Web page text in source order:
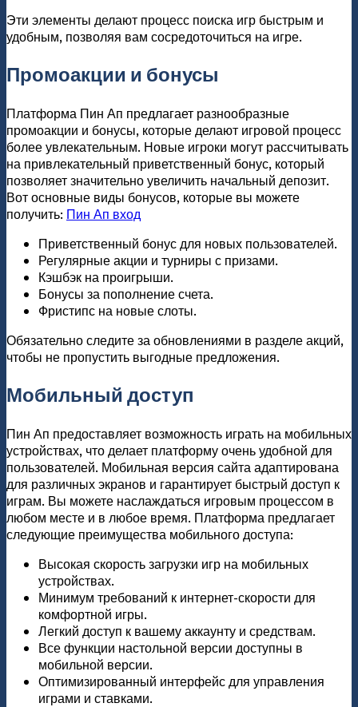
Эти элементы делают процесс поиска игр быстрым и
удобным, позволяя вам сосредоточиться на игре.
Промоакции и бонусы
Платформа Пин Ап предлагает разнообразные
промоакции и бонусы, которые делают игровой процесс
более увлекательным. Новые игроки могут рассчитывать
на привлекательный приветственный бонус, который
позволяет значительно увеличить начальный депозит.
Вот основные виды бонусов, которые вы можете
получить: Пин Ап вход
Приветственный бонус для новых пользователей.
Регулярные акции и турниры с призами.
Кэшбэк на проигрыши.
Бонусы за пополнение счета.
Фристипс на новые слоты.
Обязательно следите за обновлениями в разделе акций,
чтобы не пропустить выгодные предложения.
Мобильный доступ
Пин Ап предоставляет возможность играть на мобильных
устройствах, что делает платформу очень удобной для
пользователей. Мобильная версия сайта адаптирована
для различных экранов и гарантирует быстрый доступ к
играм. Вы можете наслаждаться игровым процессом в
любом месте и в любое время. Платформа предлагает
следующие преимущества мобильного доступа:
Высокая скорость загрузки игр на мобильных
устройствах.
Минимум требований к интернет-скорости для
комфортной игры.
Легкий доступ к вашему аккаунту и средствам.
Все функции настольной версии доступны в
мобильной версии.
Оптимизированный интерфейс для управления
играми и ставками.